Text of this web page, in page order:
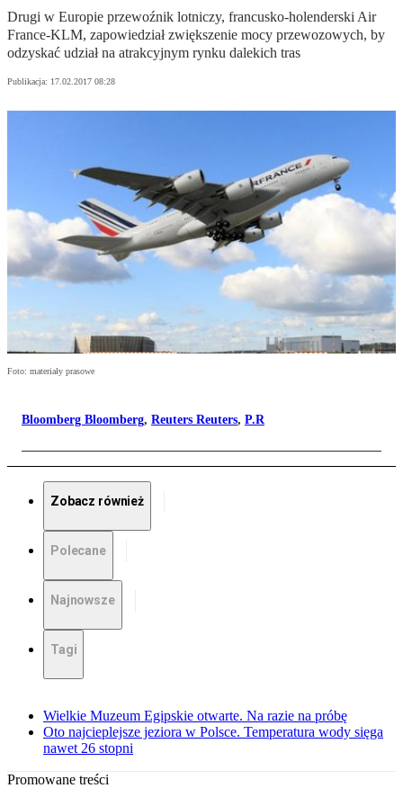
Drugi w Europie przewoźnik lotniczy, francusko-holenderski Air
France-KLM, zapowiedział zwiększenie mocy przewozowych, by
odzyskać udział na atrakcyjnym rynku dalekich tras
Publikacja: 17.02.2017 08:28
Foto: materiały prasowe
Bloomberg Bloomberg, Reuters Reuters, P.R
Zobacz również
Polecane
Najnowsze
Tagi
Wielkie Muzeum Egipskie otwarte. Na razie na próbę
Oto najcieplejsze jeziora w Polsce. Temperatura wody sięga
nawet 26 stopni
Promowane treści